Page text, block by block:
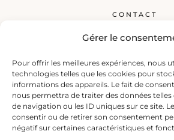
Gérer le
Pour offrir les meilleures expériences, nous
technologies telles que les cookies pour
informations des appareils. Le fait de
nous permettra de traiter des données
de navigation ou les ID uniques sur ce site.
consentir ou de retirer son consentement
négatif sur certaines caractéristiques et
CONTACT
Globerêveur, le blog pour les passionnés de
inspirants, des guides et des conseils
prochaines escapades, qu’elles soient